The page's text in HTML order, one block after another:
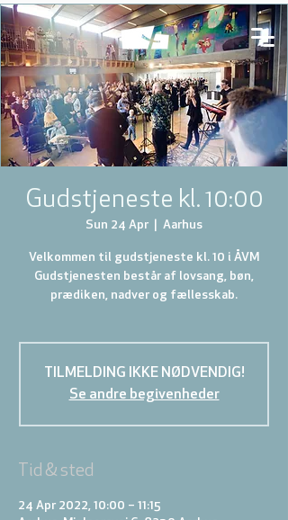
Gudstjeneste kl. 10:00
Sun 24 Apr Aarhus
Velkommen til gudstjeneste kl. 10 i ÅVM
Gudstjenesten består af lovsang, bøn,
prædiken, nadver og fællesskab.
TILMELDING IKKE NØDVENDIG!
Se andre begivenheder
Tid & sted
24 Apr 2022, 10:00 – 11:15